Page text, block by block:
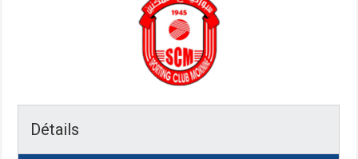
Détails